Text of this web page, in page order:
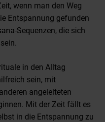
wenn man den Weg
Entspannung gefunden
Sequenzen, die sich
in den Alltag
sein, mit
angeleiteten
Mit der Zeit fällt es
in die Entspannung zu